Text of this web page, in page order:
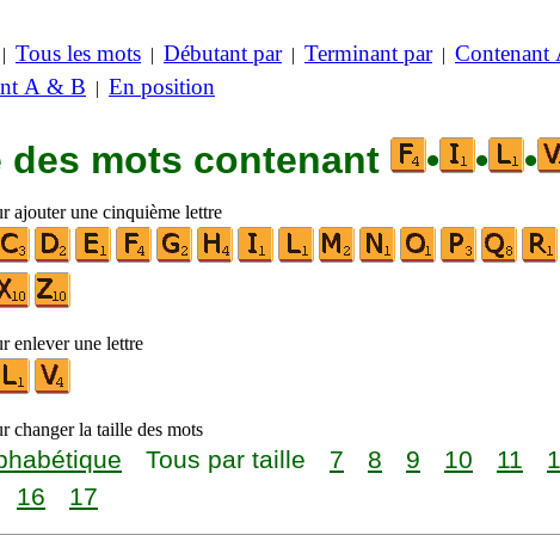
| Tous les mots | Débutant par| Terminant par| Contenant
A & B | En position
des mots contenant • • •
ajouter une cinquième lettre
enlever une lettre
changer la taille des mots
Tous par taille 7 8 9 10 11
16 17